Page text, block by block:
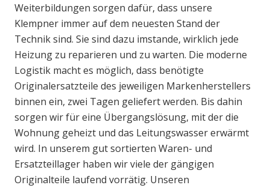
Weiterbildungen sorgen dafür, dass unsere
Klempner immer auf dem neuesten Stand der
Technik sind. Sie sind dazu imstande, wirklich jede
Heizung zu reparieren und zu warten. Die moderne
Logistik macht es möglich, dass benötigte
Originalersatzteile des jeweiligen Markenherstellers
binnen ein, zwei Tagen geliefert werden. Bis dahin
sorgen wir für eine Übergangslösung, mit der die
Wohnung geheizt und das Leitungswasser erwärmt
wird. In unserem gut sortierten Waren- und
Ersatzteillager haben wir viele der gängigen
Originalteile laufend vorrätig. Unseren